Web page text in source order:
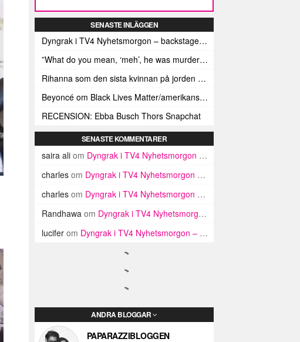
SENASTE INLÄGGEN
Dyngrak i TV4 Nyhetsmorgon – backstage-berättelsen
”What do you mean, ‘meh’, he was murdered by terrorists”
Rihanna som den sista kvinnan på jorden för W Magazine
Beyoncé om Black Lives Matter/amerikanska polisens mord på svarta: ”We need freedom too”
RECENSION: Ebba Busch Thors Snapchat
SENASTE KOMMENTARER
saira ali om Dyngrak i TV4 Nyhetsmorgon – backstage-berättelsen
charles om Dyngrak i TV4 Nyhetsmorgon – backstage-berättelsen
charles om Dyngrak i TV4 Nyhetsmorgon – backstage-berättelsen
Randhawa om Dyngrak i TV4 Nyhetsmorgon – backstage-berättelsen
lucifer om Dyngrak i TV4 Nyhetsmorgon – backstage-berättelsen
ANDRA BLOGGAR
PAPARAZZIBLOGGEN